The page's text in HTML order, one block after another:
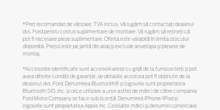
*Preţ recomandat de vânzare, TVA inclus. Vă rugăm să contactaţi dealerul
dvs. Ford pentru costuri suplimentare de montare. Vă rugăm să reţineţi că
pot fi necesare piese suplimentare. Oferta este valabilă în limita stocului
disponibil. Preţul este pe jantă din aliaj şi exclude anvelopa şi piesele de
montaj.
*Accesoriile identificate sunt accesorii alese cu grijă de la furnizori terți și pot
avea diferite condiții de garanție, iar detaliile acestora pot fi obținute de la
dealerul dvs. Ford. Denumirea Bluetooth® și logourile sunt proprietatea
Bluetooth SIG, Inc. și orice utilizare a unor astfel de mărci de către compania
Ford Motor Company se face sub licență. Denumirea iPhone/iPod și
logourile sunt proprietatea Apple Inc. Celelalte mărci și denumiri comerciale